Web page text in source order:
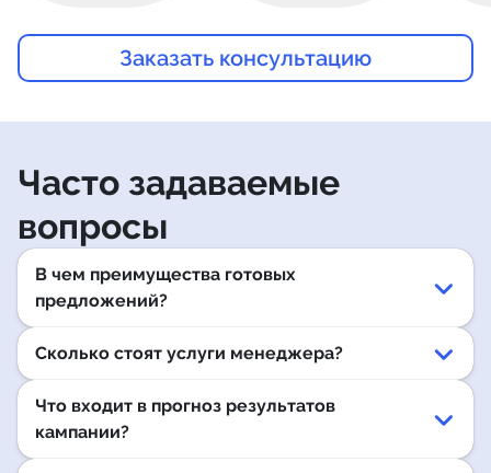
Заказать консультацию
Часто задаваемые
вопросы
В чем преимущества готовых
предложений?
Сколько стоят услуги менеджера?
Что входит в прогноз результатов
кампании?